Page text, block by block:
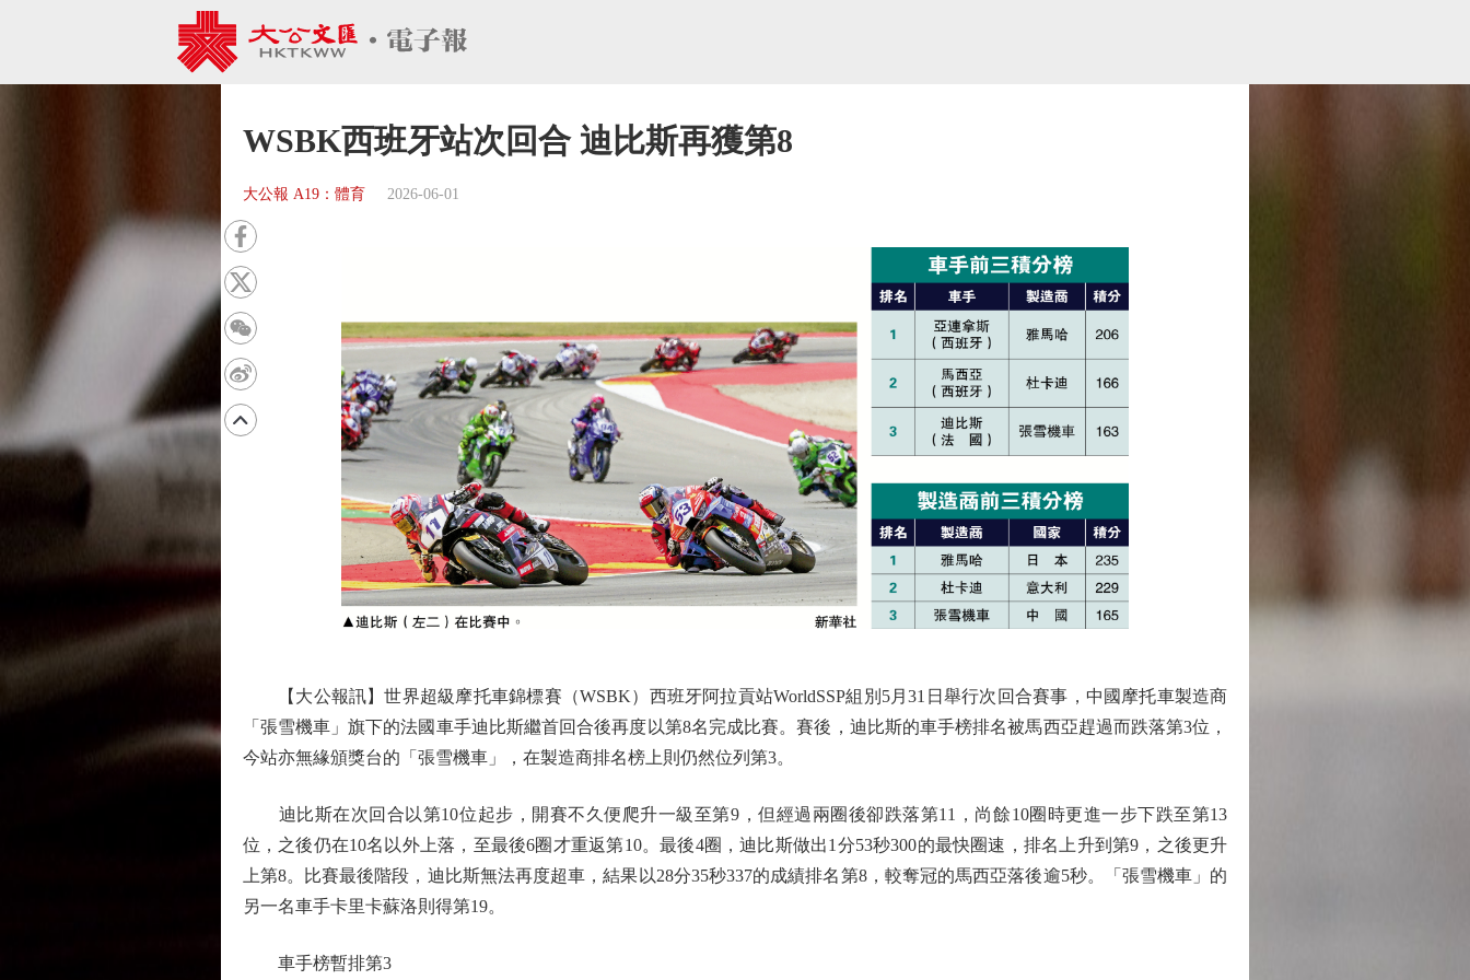
WSBK西班牙站次回合 迪比斯再獲第8
大公報 A19：體育 2026-06-01
【大公報訊】世界超級摩托車錦標賽（WSBK）西班牙阿拉貢站WorldSSP組別5月31日舉行次回合賽事，中國摩托車製造商
「張雪機車」旗下的法國車手迪比斯繼首回合後再度以第8名完成比賽。賽後，迪比斯的車手榜排名被馬西亞趕過而跌落第3位，
今站亦無緣頒獎台的「張雪機車」，在製造商排名榜上則仍然位列第3。
迪比斯在次回合以第10位起步，開賽不久便爬升一級至第9，但經過兩圈後卻跌落第11，尚餘10圈時更進一步下跌至第13
位，之後仍在10名以外上落，至最後6圈才重返第10。最後4圈，迪比斯做出1分53秒300的最快圈速，排名上升到第9，之後更升
上第8。比賽最後階段，迪比斯無法再度超車，結果以28分35秒337的成績排名第8，較奪冠的馬西亞落後逾5秒。「張雪機車」的
另一名車手卡里卡蘇洛則得第19。
車手榜暫排第3